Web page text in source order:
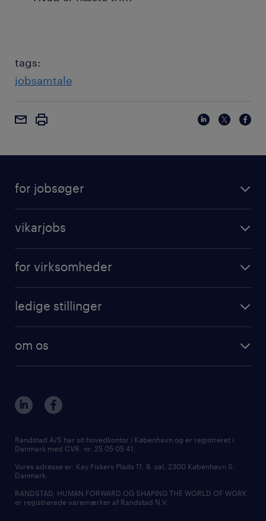
tags:
jobsamtale
for jobsøger
vikarjobs
for virksomheder
ledige stillinger
om os
Randstad A/S har sit hovedkontor i København og er registreret i
Danmark med CVR. nr. 25 05 05 41.
Vores adresse er: Kay Fiskers Plads 11, 8. sal, 2300 København S,
Danmark.
RANDSTAD, HUMAN FORWARD OG SHAPING THE WORLD OF WORK
er registrerede varemærker af Randstad N.V.